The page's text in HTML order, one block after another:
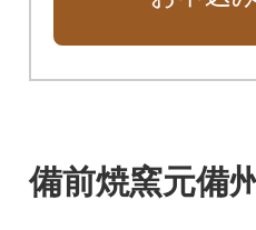
備前焼窯元備